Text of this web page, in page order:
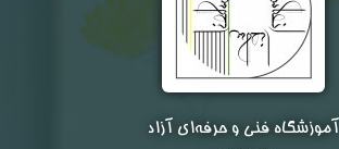
آموزشگاه فنی و حرفه‌ای آزاد